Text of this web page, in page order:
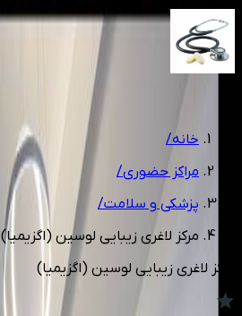
1/4
خانه/
مراکز حضوری/
پزشکی و سلامت/
مرکز لاغری زیبایی لوسین (اگزیمیا)
مرکز لاغری زیبایی لوسین (اگزیمیا)